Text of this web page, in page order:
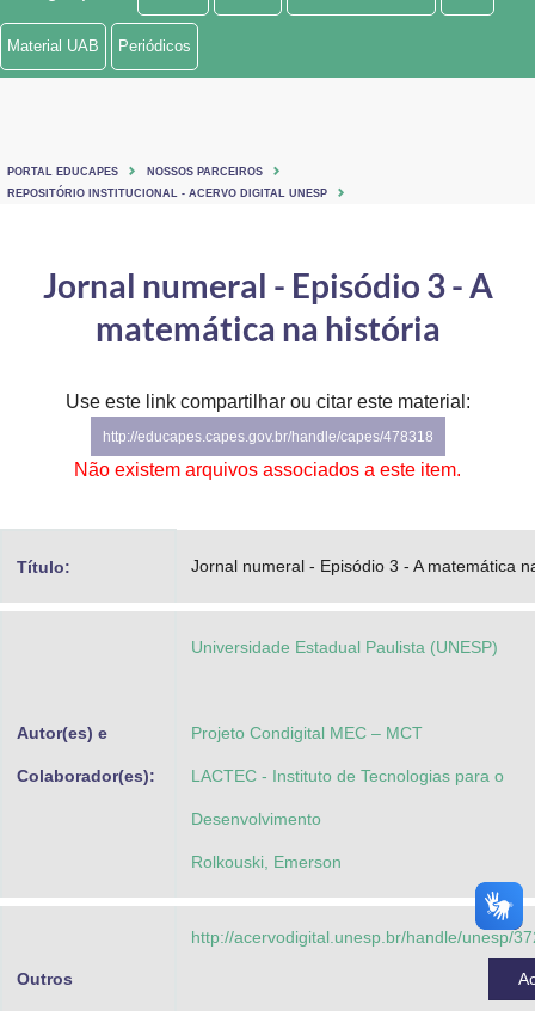
Ministério de Minas e Energia
Ministério do Turismo
Controladoria-Geral da União
Secretaria-Geral
Advocacia-Geral da União
Banco Central do Brasil
Material UAB Periódicos
PORTAL EDUCAPES
NOSSOS PARCEIROS
REPOSITÓRIO INSTITUCIONAL - ACERVO DIGITAL UNESP
Jornal numeral - Episódio 3 - A
matemática na história
Use este link compartilhar ou citar este material:
http://educapes.capes.gov.br/handle/capes/478318
Não existem arquivos associados a este item.
Título: Jornal numeral - Episódio 3 - A matemática
Autor(es) e
Colaborador(es):
Universidade Estadual Paulista (UNESP)
Projeto Condigital MEC – MCT
LACTEC - Instituto de Tecnologias para o
Desenvolvimento
Rolkouski, Emerson
Outros
http://acervodigital.unesp.br/handle/unesp/